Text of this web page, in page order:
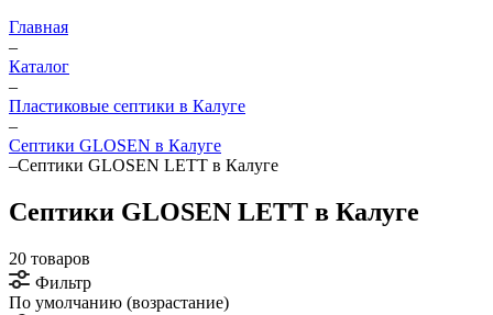
Главная
–
Каталог
–
Пластиковые септики в Калуге
–
Септики GLOSEN в Калуге
–Септики GLOSEN LETT в Калуге
Септики GLOSEN LETT в Калуге
20 товаров
Фильтр
По умолчанию (возрастание)